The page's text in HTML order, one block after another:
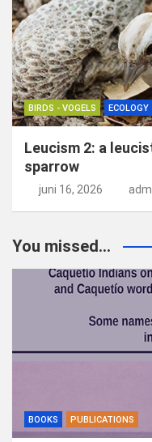
BIRDS - VOGELS ECOLOGY
Leucism 2: a
sparrow
juni 16, 2026
You missed...
BOOKS PUBLICATIONS